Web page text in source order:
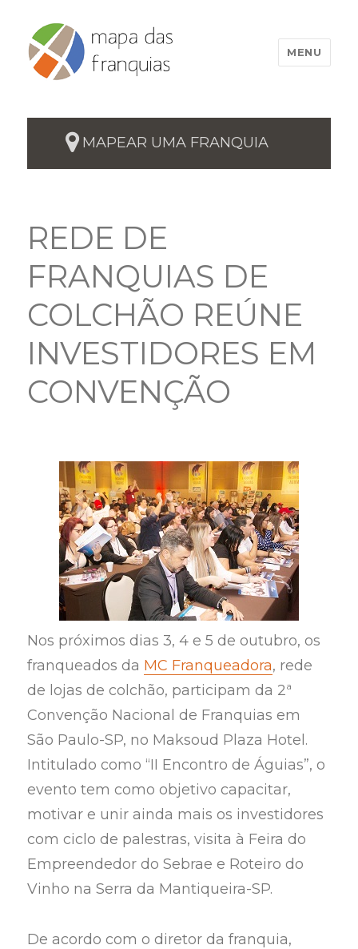
MENU
MAPEAR UMA FRANQUIA
REDE DE
FRANQUIAS DE
COLCHÃO REÚNE
INVESTIDORES EM
CONVENÇÃO
Nos próximos dias 3, 4 e 5 de outubro, os
franqueados da MC Franqueadora, rede
de lojas de colchão, participam da 2ª
Convenção Nacional de Franquias em
São Paulo-SP, no Maksoud Plaza Hotel.
Intitulado como “II Encontro de Águias”, o
evento tem como objetivo capacitar,
motivar e unir ainda mais os investidores
com ciclo de palestras, visita à Feira do
Empreendedor do Sebrae e Roteiro do
Vinho na Serra da Mantiqueira-SP.
De acordo com o diretor da franquia,